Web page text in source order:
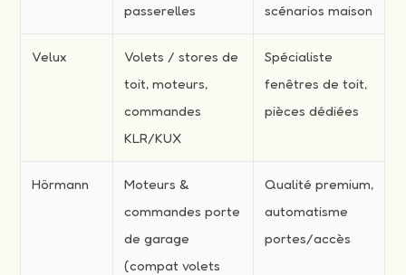
passerelles
scénarios maison
Velux
Volets / stores de
toit, moteurs,
commandes
KLR/KUX
Spécialiste
fenêtres de toit,
pièces dédiées
Hörmann
Moteurs &
commandes porte
de garage
(compat volets
Qualité premium,
automatisme
portes/accès